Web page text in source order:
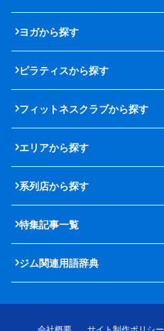
ヨガから探す
ピラティスから探す
フィットネスクラブから探す
エリアから探す
系列店から探す
特集記事一覧
ジム関連用語辞典